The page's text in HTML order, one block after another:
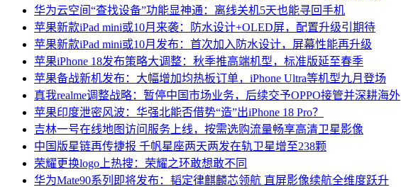
华为云空间“查找设备”功能显神通：离线关机5天也能寻回手机
苹果新款iPad mini或10月来袭：防水设计+OLED屏，配置升级引期待
苹果新款iPad mini或10月发布：首次加入防水设计，屏幕性能再升级
苹果iPhone 18发布策略大调整：秋季推高端机型，标准版延至春季
苹果备战新机发布：大幅增加均热板订单，iPhone Ultra等机型九月登场
真我realme调整战略：暂停中国市场业务，后续交予OPPO接管并深耕海外
苹果印度泄密风波：华强北能否借势“造”出iPhone 18 Pro？
吉林一号在线地图访问服务上线，按需选购流量畅享高清卫星影像
中国版星链再传捷报 千帆星座两天两发在轨卫星增至238颗
荣耀更换logo上热搜：荣耀之环敢想敢不同
华为Mate90系列即将发布：韬定律麒麟芯领航 直屏影像续航全维度跃升